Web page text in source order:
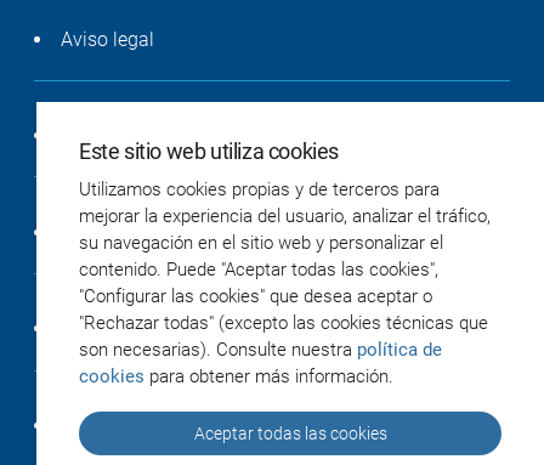
Aviso legal
Política de cookies
Accesibilidad
Créditos
Este sitio web utiliza cookies
Utilizamos cookies propias y de terceros para
mejorar la experiencia del usuario, analizar el tráfico,
su navegación en el sitio web y personalizar el
contenido. Puede "Aceptar todas las cookies",
"Configurar las cookies" que desea aceptar o
"Rechazar todas" (excepto las cookies técnicas que
son necesarias). Consulte nuestra política de
cookies para obtener más información.
Aceptar todas las cookies